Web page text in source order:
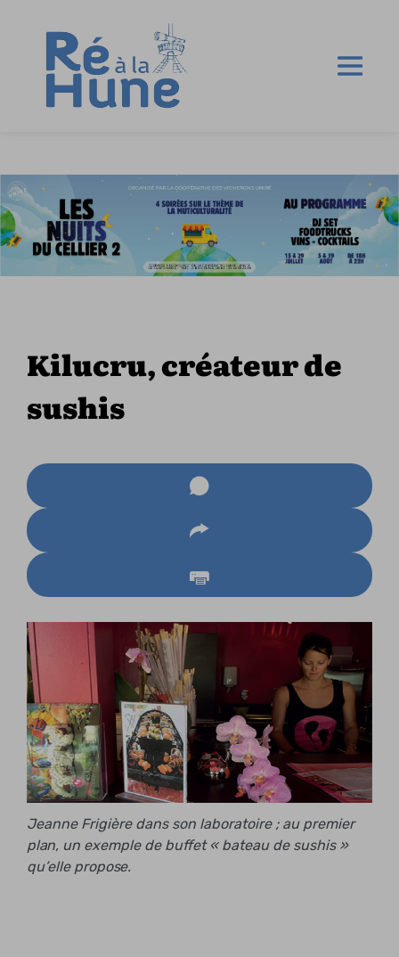
Kilucru, créateur de
sushis
Jeanne Frigière dans son laboratoire ; au premier
plan, un exemple de buffet « bateau de sushis »
qu’elle propose.